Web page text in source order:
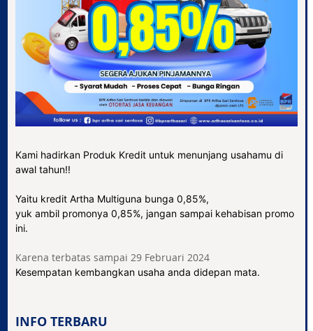
Kami hadirkan Produk Kredit untuk menunjang usahamu di
awal tahun!!
Yaitu kredit Artha Multiguna bunga 0,85%,
yuk ambil promonya 0,85%, jangan sampai kehabisan promo
ini.
Karena terbatas sampai 29 Februari 2024
Kesempatan kembangkan usaha anda didepan mata.
INFO TERBARU